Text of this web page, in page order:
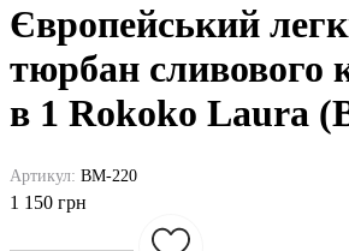
Європейський
тюрбан сливового
в 1 Rokoko Laura
Артикул: BM-220
1 150 грн